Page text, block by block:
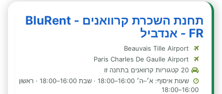
תחנת השכרת קרוואנים - BluRent
FR - אנדביל
שעות איסוף: א׳–ה׳ 16:00–18:00 · שבת 16:00–18:00 · ראשון
16:00–18:00